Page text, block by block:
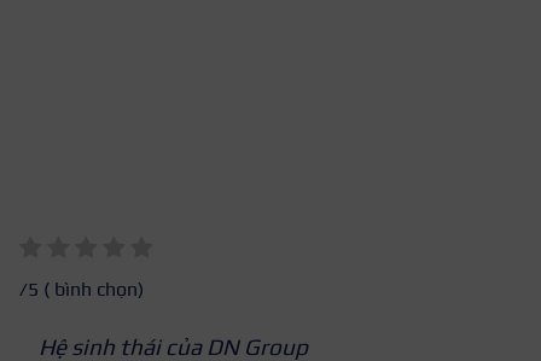
/5 ( bình chọn)
Hệ sinh thái của DN Group